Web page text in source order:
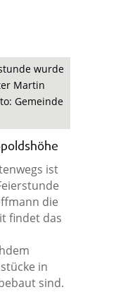
wurde
Martin
Gemeinde
ist
die
findet das
in
sind.